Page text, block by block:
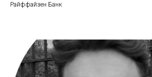
Райффайзен Банк